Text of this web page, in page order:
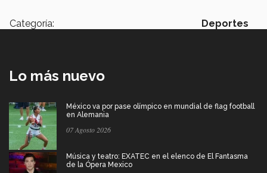
Categoría: Deportes
Lo más nuevo
México va por pase olímpico en mundial de flag football
en Alemania
07 Agosto 2026
Música y teatro: EXATEC en el elenco de El Fantasma
de la Ópera Mexico